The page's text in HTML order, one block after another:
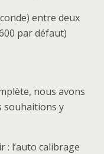
entre deux
par défaut)
nous avons
souhaitions y
: l’auto calibrage